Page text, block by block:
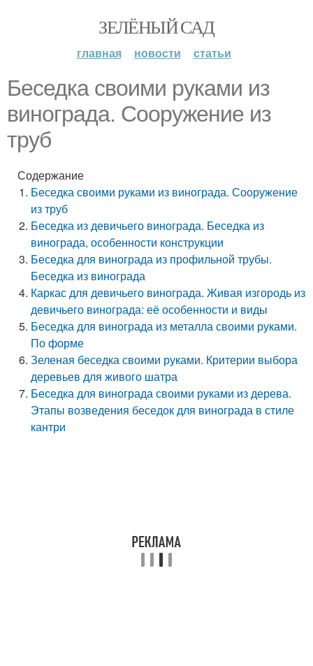
ЗЕЛЁНЫЙ САД
главная новости статьи
Беседка своими руками из
винограда. Сооружение из
труб
Содержание
Беседка своими руками из винограда. Сооружение
из труб
Беседка из девичьего винограда. Беседка из
винограда, особенности конструкции
Беседка для винограда из профильной трубы.
Беседка из винограда
Каркас для девичьего винограда. Живая изгородь из
девичьего винограда: её особенности и виды
Беседка для винограда из металла своими руками.
По форме
Зеленая беседка своими руками. Критерии выбора
деревьев для живого шатра
Беседка для винограда своими руками из дерева.
Этапы возведения беседок для винограда в стиле
кантри